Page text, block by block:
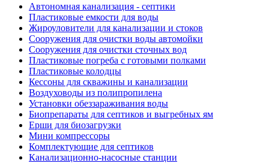
Автономная канализация - септики
Пластиковые емкости для воды
Жироуловители для канализации и стоков
Сооружения для очистки воды автомойки
Сооружения для очистки сточных вод
Пластиковые погреба с готовыми полками
Пластиковые колодцы
Кессоны для скважины и канализации
Воздуховоды из полипропилена
Установки обеззараживания воды
Биопрепараты для септиков и выгребных ям
Ерши для биозагрузки
Мини компрессоры
Комплектующие для септиков
Канализационно-насосные станции